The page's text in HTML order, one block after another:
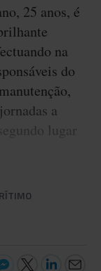
25 anos, é
na
do
a
lugar